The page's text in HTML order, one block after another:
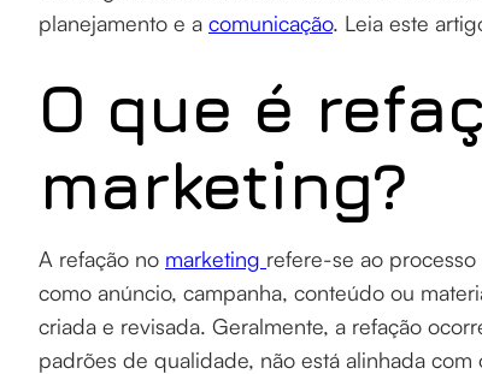
planejamento e a comunicação. Leia este
O que é
marketing?
A refação no marketing refere-se ao
como anúncio, campanha, conteúdo ou
criada e revisada. Geralmente, a refação
padrões de qualidade, não está alinhada